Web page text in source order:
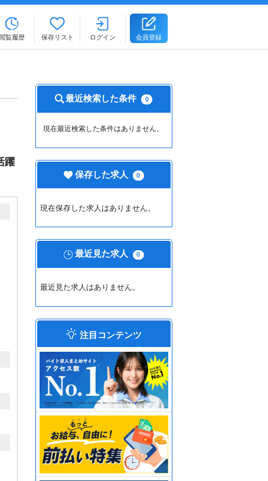
覧履歴 保存リスト ログイン 会員登録
躍
最近検索した条件 0
現在最近検索した条件はありません。
保存した求人 0
現在保存した求人はありません。
最近見た求人 0
最近見た求人はありません。
注目コンテンツ